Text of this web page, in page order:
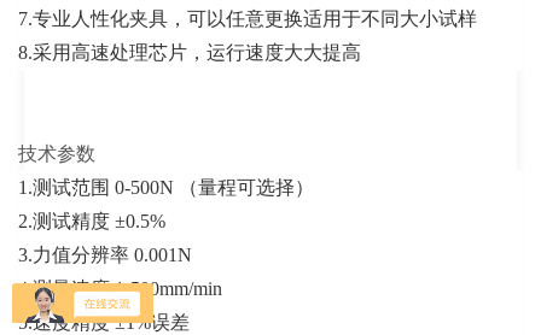
7.专业人性化夹具，可以任意更换适用于不同大小试样
8.采用高速处理芯片，运行速度大大提高
技术参数
1.测试范围 0-500N （量程可选择）
2.测试精度 ±0.5%
3.力值分辨率 0.001N
4.测量速度 1-500mm/min
5.速度精度 ±1%误差